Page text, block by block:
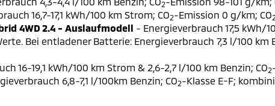
2
16,7-17,1 kWh/100 km Strom; CO2-Emission 0 g/km; CO2
4WD 2.4 - Auslaufmodell - Energieverbrauch 17,5 kWh/
Bei entladener Batterie: Energieverbrauch 7,3 l/100 km
16-19,1 kWh/100 km Strom & 2,6-2,7 l/100 km Benzin; CO2
6,8-7,1 l/100km Benzin; CO2-Klasse E-F;